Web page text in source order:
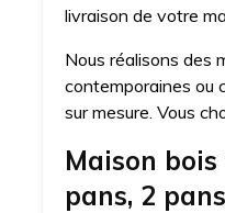
livraison de votre
Nous réalisons des
contemporaines ou
sur mesure. Vous
Maison
pans, 2